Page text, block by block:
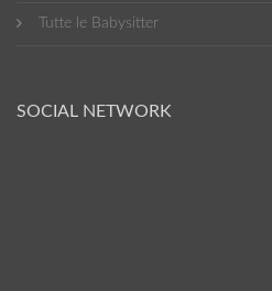
Tutte le Babysitter
SOCIAL NETWORK